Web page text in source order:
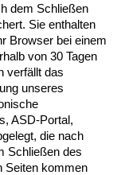
dem Schließen
Sie enthalten
Browser bei einem
von 30 Tagen
verfällt das
unseres
ASD-Portal,
die nach
Schließen des
Seiten kommen